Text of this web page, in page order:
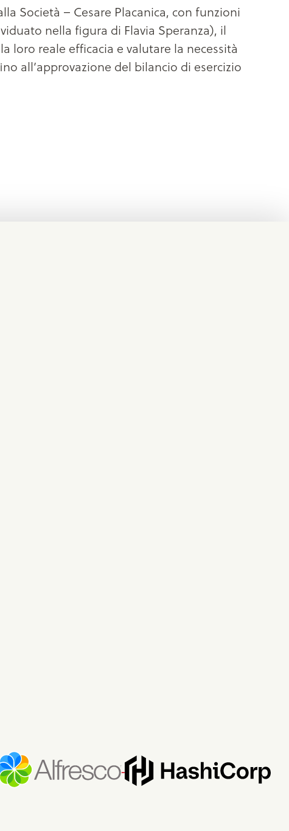
Società – Cesare Placanica, con funzioni
nella figura di Flavia Speranza), il
loro reale efficacia e valutare la necessità
all’approvazione del bilancio di esercizio